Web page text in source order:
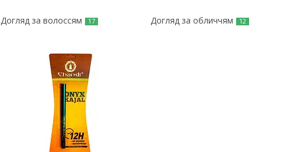
Догляд за волоссям 17 Догляд за обличчям 12